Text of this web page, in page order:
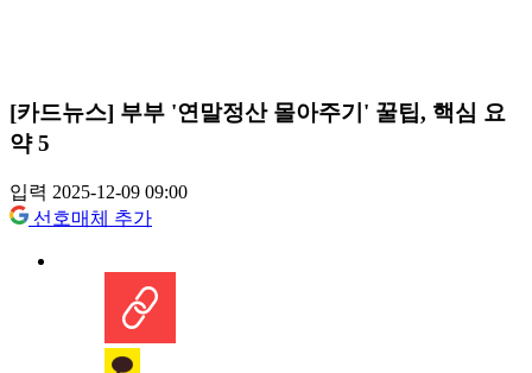
[카드뉴스] 부부 '연말정산 몰아주기' 꿀팁, 핵심 요
약 5
입력 2025-12-09 09:00
선호매체 추가